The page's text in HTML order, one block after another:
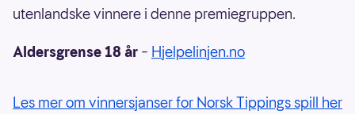
utenlandske vinnere i denne premiegruppen.
Aldersgrense 18 år – Hjelpelinjen.no
Les mer om vinnersjanser for Norsk Tippings spill her